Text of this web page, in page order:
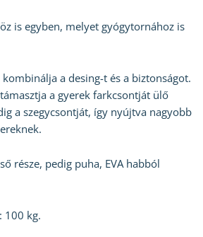
is egyben, melyet gyógytornához is
a desing-t és a biztonságot.
a gyerek farkcsontját ülő
a szegycsontját, így nyújtva nagyobb
része, pedig puha, EVA habból
100 kg.